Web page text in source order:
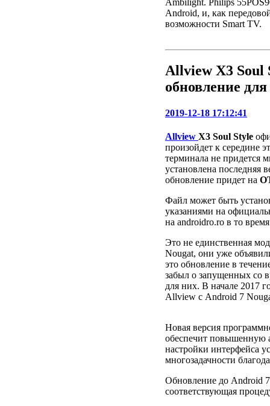
Ambilight. Philips
Android, и, как
возможности Smart TV.
Allview X3 Soul
обновление
2019-12-18 17:12:41
Allview X3 Soul Style
произойдет к середине
терминала не придется
установлена ​​последняя
обновление придет на
Файл может быть
указаниями на
на androidro.ro в то
Это не единственная
Nougat, они уже
это обновление в
забыл о запущенных со
для них. В начале 2017
Allview с Android 7
Новая версия
обеспечит повышенную
настройки интерфейса
многозадачности
Обновление до Android
соответствующая